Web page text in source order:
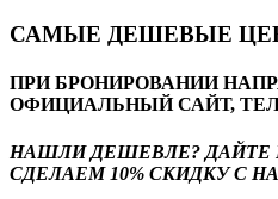
САМЫЕ ДЕШЕВЫЕ
ПРИ БРОНИРОВАНИИ
ОФИЦИАЛЬНЫЙ САЙТ,
НАШЛИ ДЕШЕВЛЕ? ДАЙТЕ
СДЕЛАЕМ 10% СКИДКУ С